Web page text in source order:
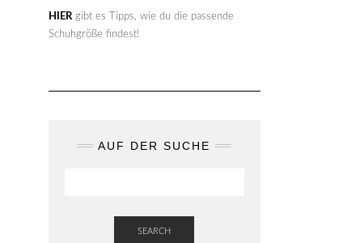
HIERgibt es Tipps, wie du die passende
Schuhgröße findest!
AUF DER SUCHE
SEARCH